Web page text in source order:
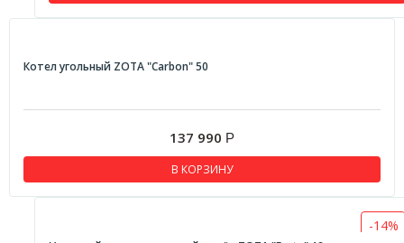
Котел угольный ZOTA "Carbon" 50
137 990 Р
В КОРЗИНУ
-14%